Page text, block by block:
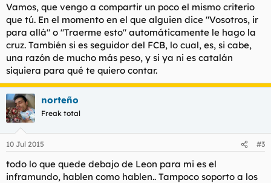
Vamos, que vengo a compartir un poco el mismo criterio
que tú. En el momento en el que alguien dice "Vosotros, ir
para allá" o "Traerme esto" automáticamente le hago la
cruz. También si es seguidor del FCB, lo cual, es, si cabe,
una razón de mucho más peso, y si ya ni es catalán
siquiera para qué te quiero contar.
norteño
Freak total
10 Jul 2015 #3
todo lo que quede debajo de Leon para mi es el
inframundo, hablen como hablen.. Tampoco soporto a los